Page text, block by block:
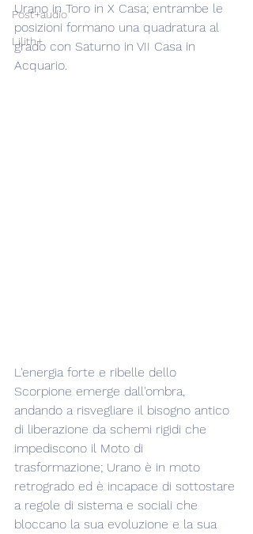
Post+audio
Lilith+
Urano in Toro in X Casa; entrambe le
posizioni formano una quadratura al
grado con Saturno in VII Casa in
Acquario.
L'energia forte e ribelle dello
Scorpione emerge dall'ombra,
andando a risvegliare il bisogno antico
di liberazione da schemi rigidi che
impediscono il Moto di
trasformazione; Urano è in moto
retrogrado ed è incapace di sottostare
a regole di sistema e sociali che
bloccano la sua evoluzione e la sua